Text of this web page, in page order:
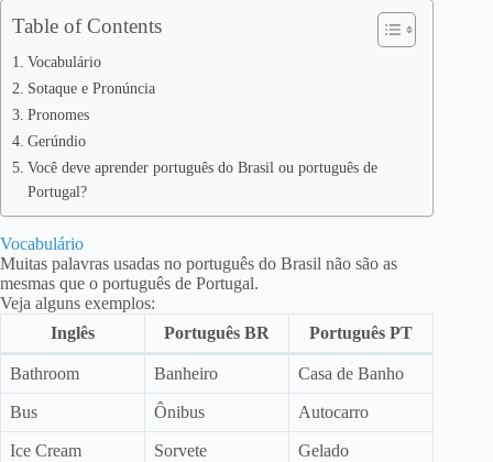
Table of Contents
Vocabulário
Sotaque e Pronúncia
Pronomes
Gerúndio
Você deve aprender português do Brasil ou português de
Portugal?
Vocabulário
Muitas palavras usadas no português do Brasil não são as
mesmas que o português de Portugal.
Veja alguns exemplos:
Inglês
Português BR Português PT
Bathroom Banheiro Casa de Banho
Bus Ônibus Autocarro
Ice Cream Sorvete Gelado